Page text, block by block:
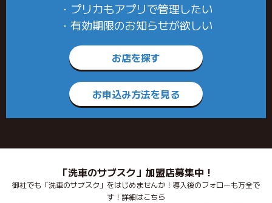
・プリカもアプリで管理したい
・有効期限のお知らせが欲しい
お店を探す
お申込み方法を見る
「洗車のサブスク」加盟店募集中！
御社でも「洗車のサブスク」をはじめませんか！導入後のフォローも万全で
す！詳細はこちら